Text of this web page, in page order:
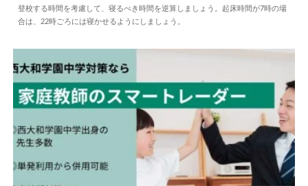
登校する時間を考慮して、寝るべき時間を逆算しましょう。起床時間が7時の場
合は、22時ごろには寝かせるようにしましょう。